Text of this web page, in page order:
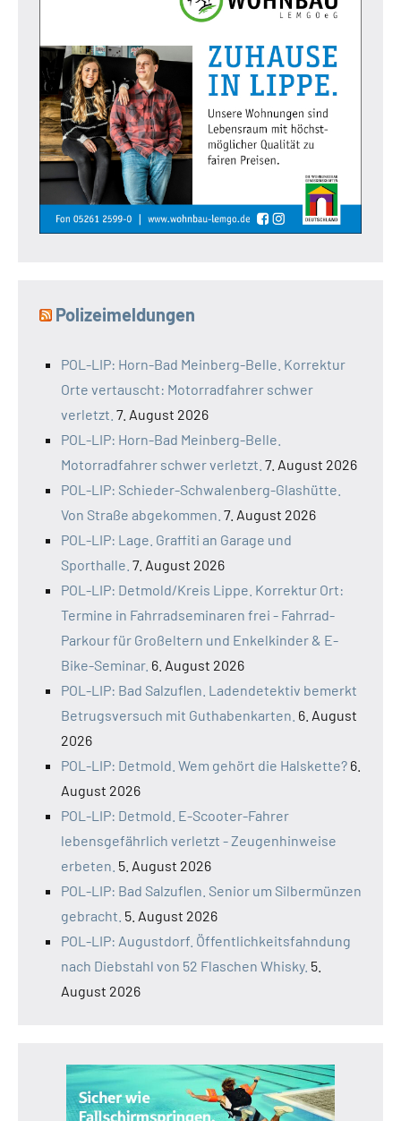
Polizeimeldungen
POL-LIP: Horn-Bad Meinberg-Belle. Korrektur
Orte vertauscht: Motorradfahrer schwer
verletzt. 7. August 2026
POL-LIP: Horn-Bad Meinberg-Belle.
Motorradfahrer schwer verletzt. 7. August 2026
POL-LIP: Schieder-Schwalenberg-Glashütte.
Von Straße abgekommen. 7. August 2026
POL-LIP: Lage. Graffiti an Garage und
Sporthalle. 7. August 2026
POL-LIP: Detmold/Kreis Lippe. Korrektur Ort:
Termine in Fahrradseminaren frei - Fahrrad-
Parkour für Großeltern und Enkelkinder & E-
Bike-Seminar. 6. August 2026
POL-LIP: Bad Salzuflen. Ladendetektiv bemerkt
Betrugsversuch mit Guthabenkarten. 6. August
2026
POL-LIP: Detmold. Wem gehört die Halskette? 6.
August 2026
POL-LIP: Detmold. E-Scooter-Fahrer
lebensgefährlich verletzt - Zeugenhinweise
erbeten. 5. August 2026
POL-LIP: Bad Salzuflen. Senior um Silbermünzen
gebracht. 5. August 2026
POL-LIP: Augustdorf. Öffentlichkeitsfahndung
nach Diebstahl von 52 Flaschen Whisky. 5.
August 2026